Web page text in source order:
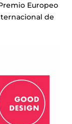
Europeo
de